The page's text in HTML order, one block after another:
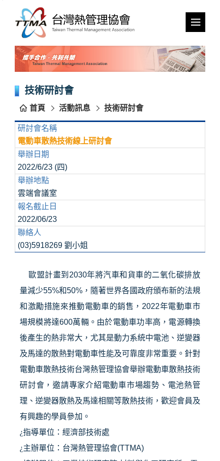
跳
技術研討會
首頁 活動訊息 技術研討會
研討會名稱
電動車散熱技術線上研討會
舉辦日期
2022/6/23 (四)
舉辦地點
雲端會議室
報名截止日
2022/06/23
聯絡人
(03)5918269 劉小姐
歐盟計畫到 2030年將汽車和貨車的二氧化碳排放
量減少55%和50% ，隨著世界各國政府頒布新的法規
和激勵措施來推動電動車的銷售， 2022年電動車市
場規模將達600萬輛。由於電動車功率高，電源轉換
後產生的熱非常大，尤其是動力系統中電池、逆變器
及馬達的散熱對電動車性能及可靠度非常重要。針對
電動車散熱技術台灣熱管理協會舉辦電動車散熱技術
研討會，邀請專家介紹電動車市場趨勢、電池熱管
理、逆變器散熱及馬達相關等散熱技術，歡迎會員及
有興趣的學員參加。
¿指導單位：經濟部技術處
¿主辦單位：台灣熱管理協會(TTMA)